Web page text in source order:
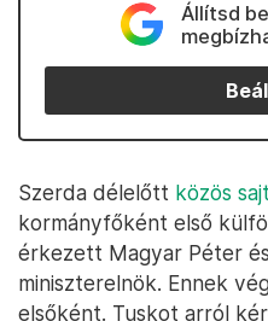
Állítsd
Szerda délelőtt közös
kormányfőként első
érkezett Magyar Péter
miniszterelnök. Ennek
elsőként. Tuskot arról